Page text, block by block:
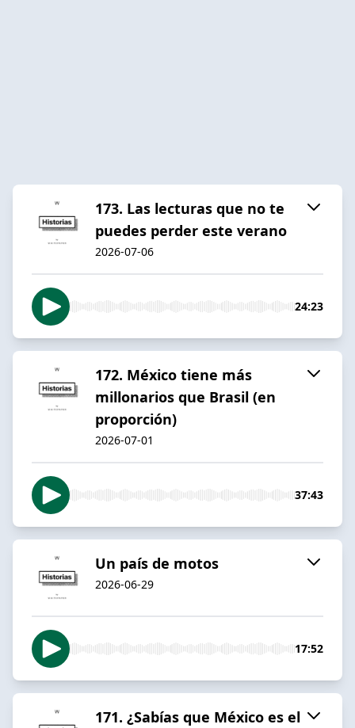
173. Las lecturas que no te
puedes perder este verano
2026-07-06
24:23
172. México tiene más
millonarios que Brasil (en
proporción)
2026-07-01
37:43
Un país de motos
2026-06-29
17:52
171. ¿Sabías que México es el